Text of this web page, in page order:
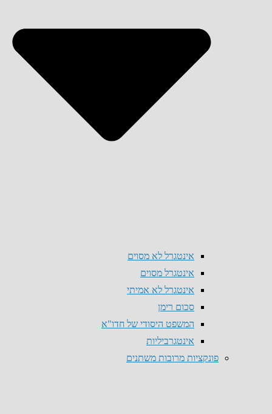
אינטגרל לא מסוים
אינטגרל מסוים
אינטגרל לא אמיתי
סכום רימן
המשפט היסודי של חדו"א
אינטגרביליות
פונקציות מרובות משתנים